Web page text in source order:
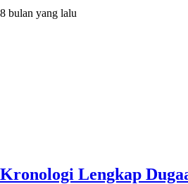
8 bulan yang lalu
Kronologi Lengkap